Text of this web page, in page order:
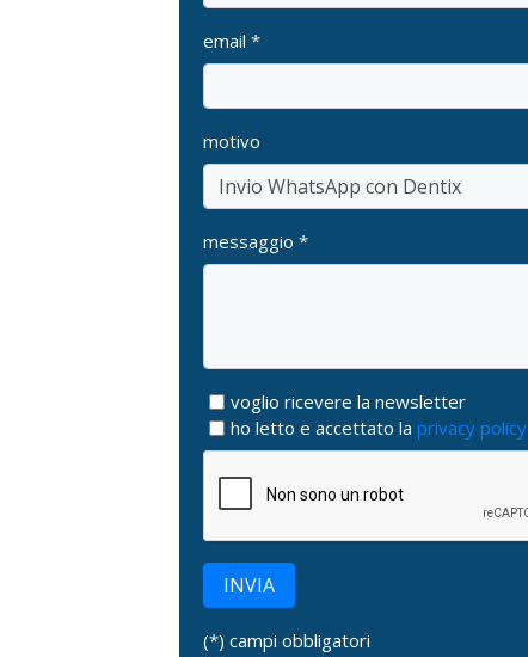
email *
motivo
messaggio *
voglio ricevere la newsletter
ho letto e accettato la privacy policy
INVIA
(*) campi obbligatori